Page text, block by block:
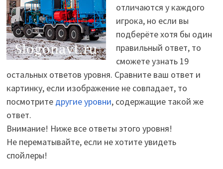
отличаются у каждого
игрока, но если вы
подберёте хотя бы один
правильный ответ, то
сможете узнать 19
остальных ответов уровня. Сравните ваш ответ и
картинку, если изображение не совпадает, то
посмотрите другие уровни, содержащие такой же
ответ.
Внимание! Ниже все ответы этого уровня!
Не перематывайте, если не хотите увидеть
спойлеры!